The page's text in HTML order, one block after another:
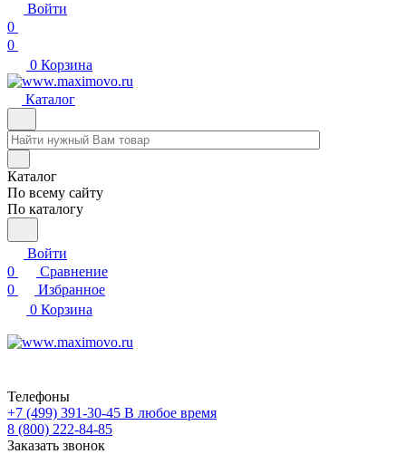
Войти
0
0
0 Корзина
Каталог
Каталог
По всему сайту
По каталогу
Войти
0
Сравнение
0
Избранное
0 Корзина
Телефоны
+7 (499) 391-30-45 В любое время
8 (800) 222-84-85
Заказать звонок